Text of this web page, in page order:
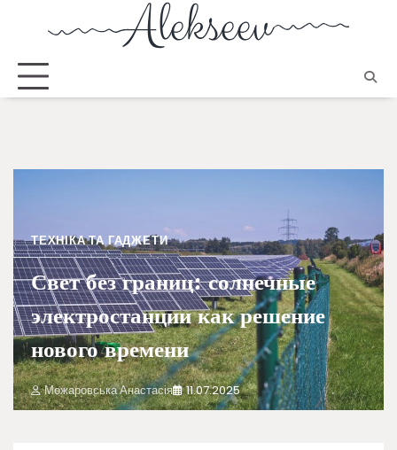
ТЕХНІКА ТА ГАДЖЕТИ
Свет без границ: солнечные
электростанции как решение
нового времени
Можаровська Анастасія 11.07.2025